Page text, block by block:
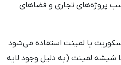
پروژه‌های تجاری و فضاهای
یا لمینت استفاده می‌شود
شیشه لمینت (به دلیل وجود لایه